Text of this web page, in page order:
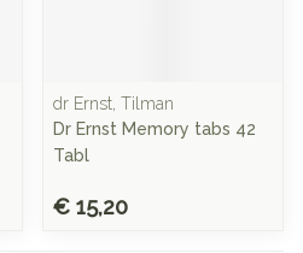
dr Ernst, Tilman
Dr Ernst Memory tabs 42
Tabl
€ 15,20